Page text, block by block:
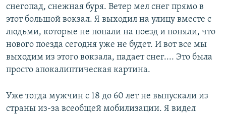
снегопад, снежная буря. Ветер мел снег прямо в
этот большой вокзал. Я выходил на улицу вместе с
людьми, которые не попали на поезд и поняли, что
нового поезда сегодня уже не будет. И вот все мы
выходим из этого вокзала, падает снег.... Это была
просто апокалиптическая картина.
Уже тогда мужчин с 18 до 60 лет не выпускали из
страны из-за всеобщей мобилизации. Я видел